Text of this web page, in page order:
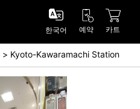
한국어 예약 카트
Kyoto-Kawaramachi Station